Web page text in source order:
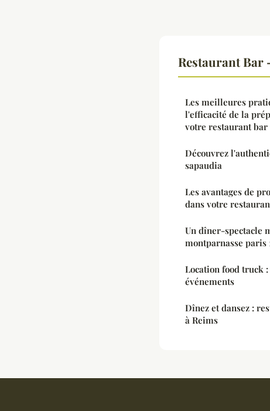
Restaurant Bar
Les meilleures
l'efficacité de la
votre restaurant bar
Découvrez
sapaudia
Les avantages de
dans votre
Un dîner-spectacle
montparnasse paris
Location food truck
événements
Dînez et dansez :
à Reims